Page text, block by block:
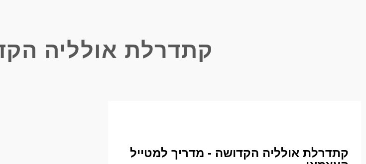
קתדרלת אולליה
קתדרלת אולליה הקדושה - מדריך למטייל